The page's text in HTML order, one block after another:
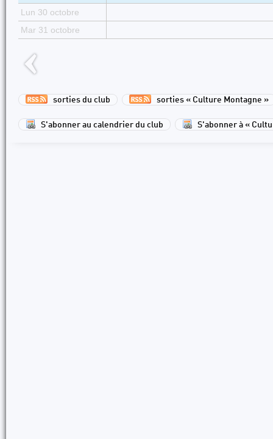
Lun 30 octobre
Mar 31 octobre
sorties du club sorties « Culture Montagne »
S'abonner au calendrier du club S'abonner à «